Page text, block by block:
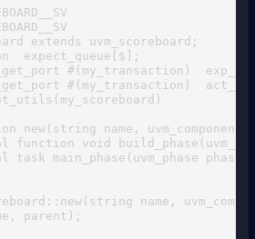
extends uvm_scoreboard;
expect_queue[$];
#(my_transaction)
#(my_transaction)
new(string name, uvm_component
function void
task main_phase(uvm_phase
name,
parent);